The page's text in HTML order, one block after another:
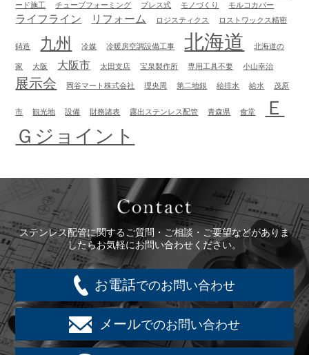
ード施工
チューブフォーミング プレス式 モノづくり モルコカバー
ライフライン リフォーム ロジスティクス ロストワックス精密
鋳造 九州 冷媒 冷暖房空調設備工事 北海道 北海道の
家 大阪 大阪市 太田支店 宝泉製作所 専用工具不要 小山幸治
展示会 岡谷マート株式会社 理央周 第二地銀 給排水 給水 茂原
市 観光地 設備 財務諸表 露出ステンレス配管 青森県 食堂
Ｅ
Ｇジョイント
ステンレス配管に関するご質問・ご相談・ご要望などがありま
したらお気軽にお問い合わせください。
お電話でのお問い合わせ
メールでのお問い合わせ